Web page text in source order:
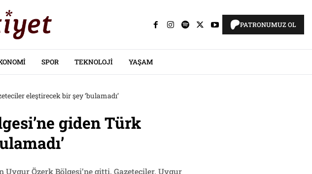
PATRONUMUZ OL
SPOR TEKNOLOJI YAŞAM
eleştirecek bir şey ‘bulamadı’
giden Türk
Özerk Bölgesi’ne gitti. Gazeteciler, Uygur